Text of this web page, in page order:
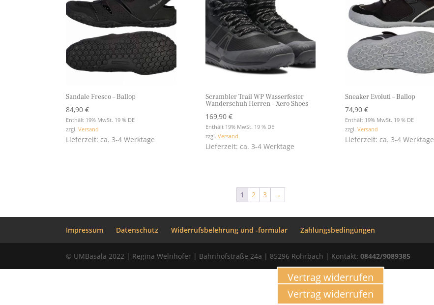
Sandale Fresco – Ballop
84,90€
Enthält 19% MwSt. 19 % DE
zzgl.Versand
Lieferzeit: ca. 3-4 Werktage
Scrambler Trail WP Wasserfester
Wanderschuh Herren – Xero Shoes
169,90 €
Enthält 19% MwSt. 19 % DE
zzgl. Versand
Lieferzeit: ca. 3-4 Werktage
Sneaker Evoluti – Ballop
74,90 €
Enthält 19% MwSt. 19 % DE
zzgl. Versand
Lieferzeit: ca. 3-4 Werktage
1 2 3 →
Impressum Datenschutz Widerrufsbelehrung und -formular Zahlungsbedingungen
© UMBasala 2022 | Regina Welnhofer | Bahnhofstraße 24a | 85296 Rohrbach | Kontakt:08442/9089385
Vertrag widerrufen
Vertrag widerrufen